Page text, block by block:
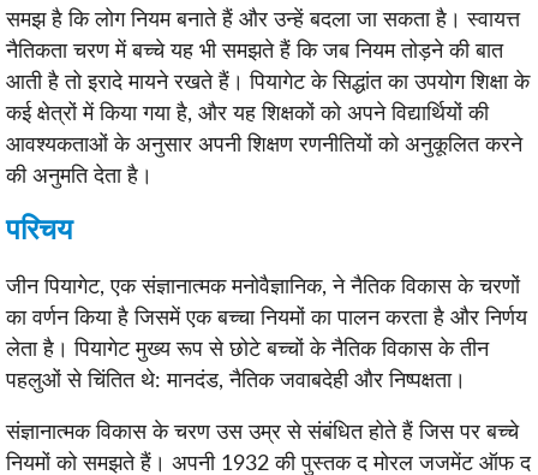
समझ है कि लोग नियम बनाते हैं और उन्हें बदला जा सकता है। स्वायत्त
नैतिकता चरण में बच्चे यह भी समझते हैं कि जब नियम तोड़ने की बात
आती है तो इरादे मायने रखते हैं। पियागेट के सिद्धांत का उपयोग शिक्षा के
कई क्षेत्रों में किया गया है, और यह शिक्षकों को अपने विद्यार्थियों की
आवश्यकताओं के अनुसार अपनी शिक्षण रणनीतियों को अनुकूलित करने
की अनुमति देता है।
परिचय
जीन पियागेट, एक संज्ञानात्मक मनोवैज्ञानिक, ने नैतिक विकास के चरणों
का वर्णन किया है जिसमें एक बच्चा नियमों का पालन करता है और निर्णय
लेता है। पियागेट मुख्य रूप से छोटे बच्चों के नैतिक विकास के तीन
पहलुओं से चिंतित थे: मानदंड, नैतिक जवाबदेही और निष्पक्षता।
संज्ञानात्मक विकास के चरण उस उम्र से संबंधित होते हैं जिस पर बच्चे
नियमों को समझते हैं। अपनी 1932 की पुस्तक द मोरल जजमेंट ऑफ द